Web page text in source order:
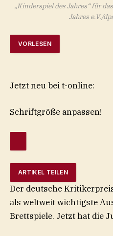
„Kinderspiel des Jahres“ für
Jahres e.V./
VORLESEN
Jetzt neu bei t-online:
Schriftgröße anpassen!
ARTIKEL TEILEN
Der deutsche
als weltweit wichtigste
Brettspiele. Jetzt hat die